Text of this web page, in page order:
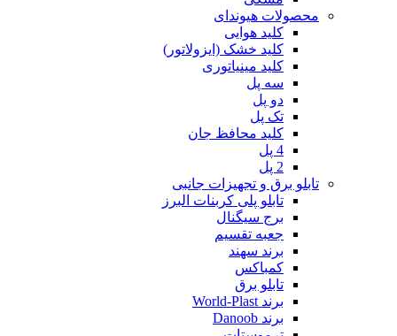
محصولات هیوندای
کلید هوایی
کلید خشک (ایزولاتور)
کلید مینیاتوری
سه پل
دو پل
تک پل
کلید محافظ جان
4 پل
2 پل
تابلو برق و تجهیزات جانبی
تابلو پلی کربنات البرز
برج سیگنال
جعبه تقسیم
برند سهند
کمباکس
تابلو برق
برند World-Plast
برند Danoob